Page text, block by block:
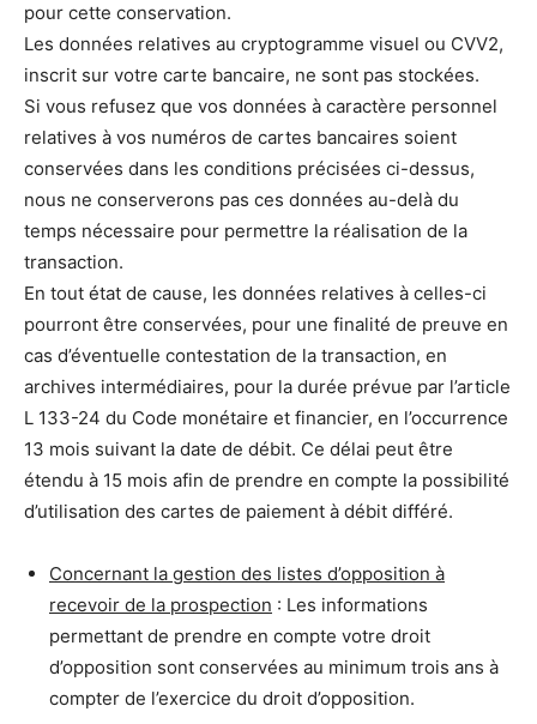
pour cette conservation.
Les données relatives au cryptogramme visuel ou CVV2,
inscrit sur votre carte bancaire, ne sont pas stockées.
Si vous refusez que vos données à caractère personnel
relatives à vos numéros de cartes bancaires soient
conservées dans les conditions précisées ci-dessus,
nous ne conserverons pas ces données au-delà du
temps nécessaire pour permettre la réalisation de la
transaction.
En tout état de cause, les données relatives à celles-ci
pourront être conservées, pour une finalité de preuve en
cas d’éventuelle contestation de la transaction, en
archives intermédiaires, pour la durée prévue par l’article
L 133-24 du Code monétaire et financier, en l’occurrence
13 mois suivant la date de débit. Ce délai peut être
étendu à 15 mois afin de prendre en compte la possibilité
d’utilisation des cartes de paiement à débit différé.
Concernant la gestion des listes d’opposition à
recevoir de la prospection : Les informations
permettant de prendre en compte votre droit
d’opposition sont conservées au minimum trois ans à
compter de l’exercice du droit d’opposition.